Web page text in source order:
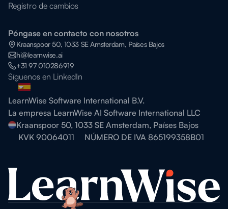
Registro de cambios
Póngase en contacto con nosotros
Kraanspoor 50, 1033 SE Amsterdam, Países Bajos
hi@learnwise.ai
+31 97 010286919
Síguenos en LinkedIn
LearnWise Software International B.V.
La empresa LearnWise AI Software International LLC
Kraanspoor 50, 1033 SE Amsterdam, Países Bajos
KVK 90064011
NÚMERO DE IVA 865199358B01